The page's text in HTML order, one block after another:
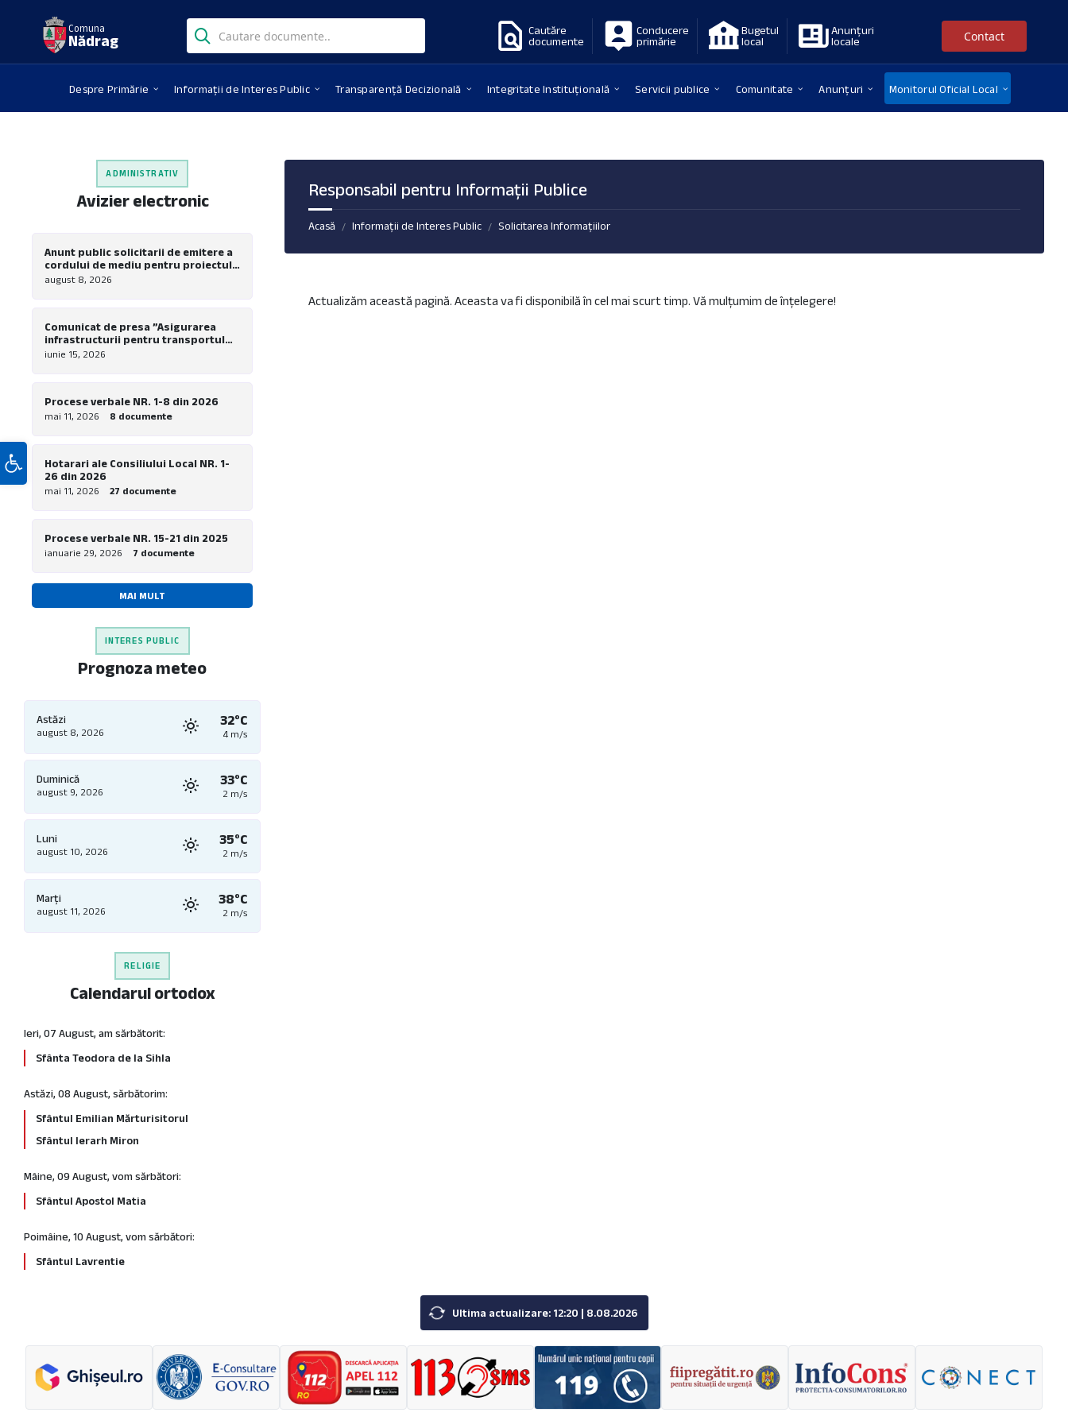
Deschide bara de unelte
sidebar
Comuna
Nădrag
Search:
Cautăre
documente
Conducere
primărie
Bugetul
local
Anunțuri
locale
Contact
Despre Primărie Informații de Interes Public Transparență Decizională Integritate Instituțională Servicii publice Comunitate Anunțuri Monitorul Oficial Local
Responsabil pentru Informații Publice
Acasă / Informații de Interes Public / Solicitarea Informațiilor
Actualizăm această pagină. Aceasta va fi disponibilă în cel mai scurt timp. Vă mulțumim de înțelegere!
ADMINISTRATIV
Avizier electronic
Anunt public solicitarii de emitere a
cordului de mediu pentru proiectul
”Modernizare, extindere si dotare
august 8, 2026
Comunicat de presa ”Asigurarea
infrastructurii pentru transportul
verde in comuna Nadrag – Realizare
iunie 15, 2026
Procese verbale NR. 1-8 din 2026
mai 11, 2026 8 documente
Hotarari ale Consiliului Local NR. 1-
26 din 2026
mai 11, 2026 27 documente
Procese verbale NR. 15-21 din 2025
ianuarie 29, 2026 7 documente
MAI MULT
INTERES PUBLIC
Prognoza meteo
Astăzi
august 8, 2026
32°C
4 m/s
Duminică
august 9, 2026
33°C
2 m/s
Luni
august 10, 2026
35°C
2 m/s
Marți
august 11, 2026
38°C
2 m/s
RELIGIE
Calendarul ortodox
Ieri, 07 August, am sărbătorit:
Sfânta Teodora de la Sihla
Astăzi, 08 August, sărbătorim:
Sfântul Emilian Mărturisitorul
Sfântul Ierarh Miron
Mâine, 09 August, vom sărbători:
Sfântul Apostol Matia
Poimâine, 10 August, vom sărbători:
Sfântul Lavrentie
Ultima actualizare: 12:20 | 8.08.2026